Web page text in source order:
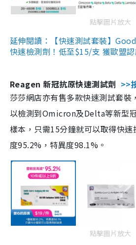
點擊圖片放大
延伸閱讀：【快速測試套裝】
快速檢測劑！低至$15/支 獲歐盟
Reagen 新冠抗原快速測試劑 >>
莎莎網店亦有售多款快速測試套裝
以檢測到Omicron及Delta等新型
樣本，只需15分鐘就可以取得快
度95.2%，特異度98.1%。
點擊圖片放大